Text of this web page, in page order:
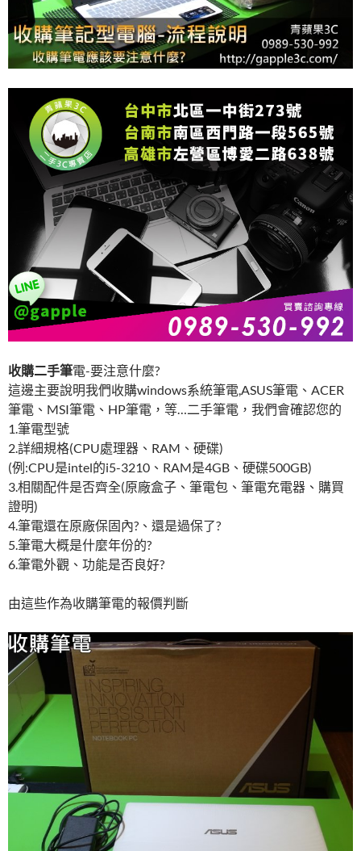
收購二手筆電-要注意什麼?
這邊主要說明我們收購windows系統筆電,ASUS筆電、ACER
筆電、MSI筆電、HP筆電，等…二手筆電，我們會確認您的
1.筆電型號
2.詳細規格(CPU處理器、RAM、硬碟)
(例:CPU是intel的i5-3210、RAM是4GB、硬碟500GB)
3.相關配件是否齊全(原廠盒子、筆電包、筆電充電器、購買
證明)
4.筆電還在原廠保固內?、還是過保了?
5.筆電大概是什麼年份的?
6.筆電外觀、功能是否良好?
由這些作為收購筆電的報價判斷